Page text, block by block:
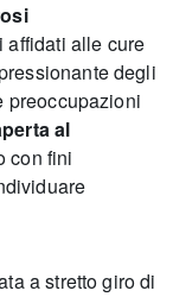
affidati alle cure
degli
preoccupazioni
al
con fini
a stretto giro di